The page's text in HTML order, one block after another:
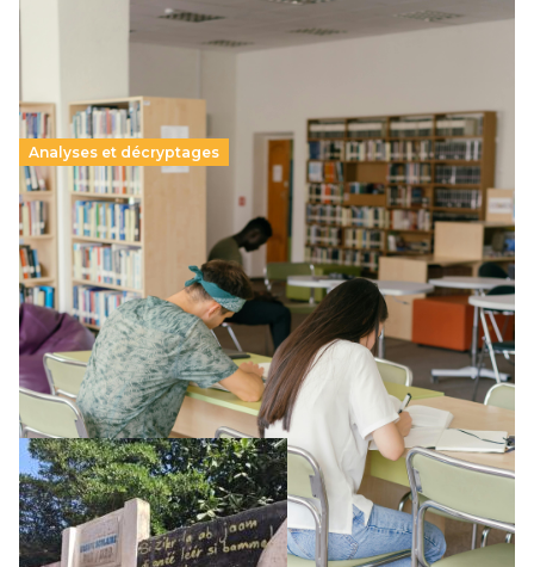
Analyses et décryptages
Supérieur privé : une dérive qui met à mal la
promesse républicaine
11 juillet 2026-
Le projet de loi sur la régulation de l’enseignement
supérieur privé met en lumière l’amplification d’un système
qui relègue l’acte pédagogique au superfétatoire, voire à…
Lire la suite →